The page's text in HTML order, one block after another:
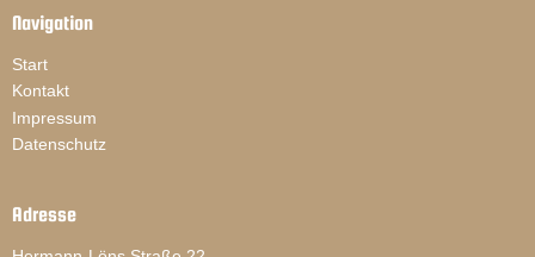
Navigation
Start
Kontakt
Impressum
Datenschutz
Adresse